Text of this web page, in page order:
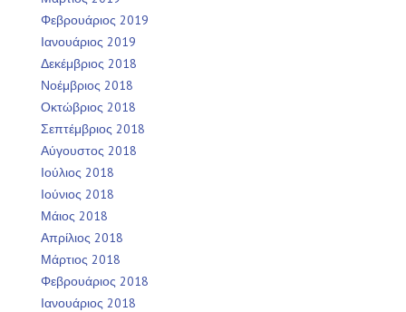
Φεβρουάριος 2019
Ιανουάριος 2019
Δεκέμβριος 2018
Νοέμβριος 2018
Οκτώβριος 2018
Σεπτέμβριος 2018
Αύγουστος 2018
Ιούλιος 2018
Ιούνιος 2018
Μάιος 2018
Απρίλιος 2018
Μάρτιος 2018
Φεβρουάριος 2018
Ιανουάριος 2018